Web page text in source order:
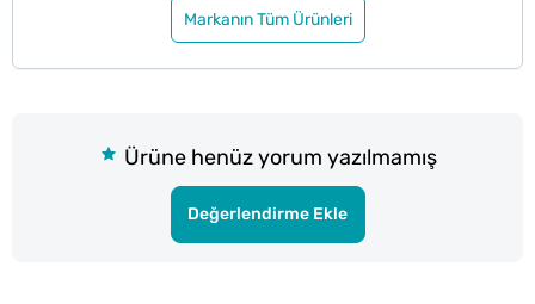
Markanın Tüm Ürünleri
Ürüne henüz yorum yazılmamış
Değerlendirme Ekle